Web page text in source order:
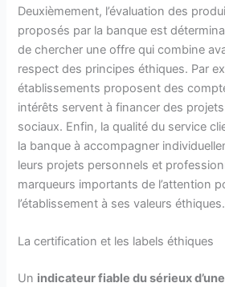
Deuxièmement, l’évaluation des
proposés par la banque est
de chercher une offre qui combine
respect des principes éthiques. Par
établissements proposent des
intérêts servent à financer des
sociaux. Enfin, la qualité du service
la banque à accompagner
leurs projets personnels et
marqueurs importants de l’attention
l’établissement à ses valeurs éthiques.
La certification et les labels éthiques
Un indicateur fiable du sérieux